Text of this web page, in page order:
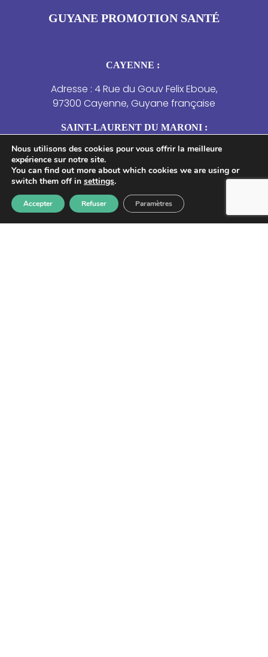
GUYANE PROMOTION SANTÉ
CAYENNE :
Adresse : 4 Rue du Gouv Felix Eboue,
97300 Cayenne, Guyane française
SAINT-LAURENT DU MARONI :
Adresse : 4 Résidence des Jasmins – 21 rue
de la Marne, Saint-Laurent-du-Maroni.
NOUS CONTACTER
Nous utilisons des cookies pour vous offrir la meilleure
expérience sur notre site.
You can find out more about which cookies we are using or
switch them off in settings.
Accepter Refuser Paramètres